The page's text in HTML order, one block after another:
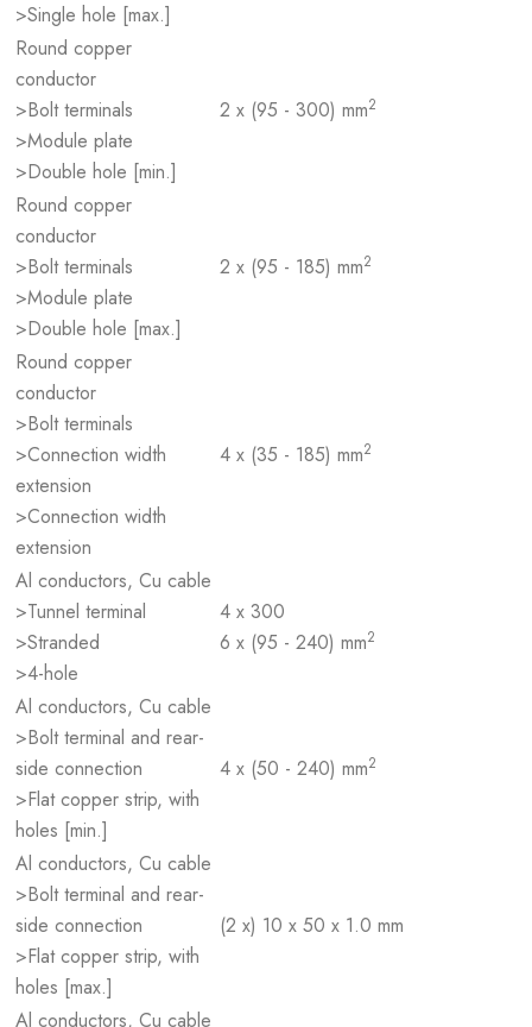
>Single hole [max.]
Round copper
conductor
>Bolt terminals
>Module plate
>Double hole [min.]
2 x (95 - 300) mm2
Round copper
conductor
>Bolt terminals
>Module plate
>Double hole [max.]
2 x (95 - 185) mm2
Round copper
conductor
>Bolt terminals
>Connection width
extension
>Connection width
extension
4 x (35 - 185) mm2
Al conductors, Cu cable
>Tunnel terminal
>Stranded
>4-hole
4 x 300
6 x (95 - 240) mm2
Al conductors, Cu cable
>Bolt terminal and rear-
side connection
>Flat copper strip, with
holes [min.]
4 x (50 - 240) mm2
Al conductors, Cu cable
>Bolt terminal and rear-
side connection
>Flat copper strip, with
holes [max.]
(2 x) 10 x 50 x 1.0 mm
Al conductors, Cu cable